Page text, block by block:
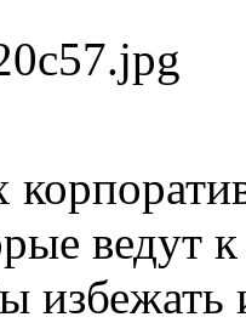
ведут
избежать